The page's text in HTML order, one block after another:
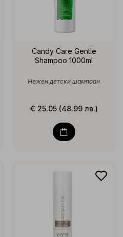
Candy Care Gentle
Shampoo 1000ml
Нежен детски шампоан
€ 25.05 (48.99 лв.)